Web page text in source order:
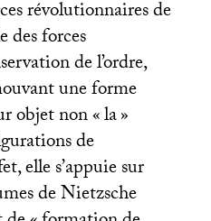
révolutionnaires de
des forces
de l’ordre,
une forme
objet non «la»
de
elle s’appuie sur
de Nietzsche